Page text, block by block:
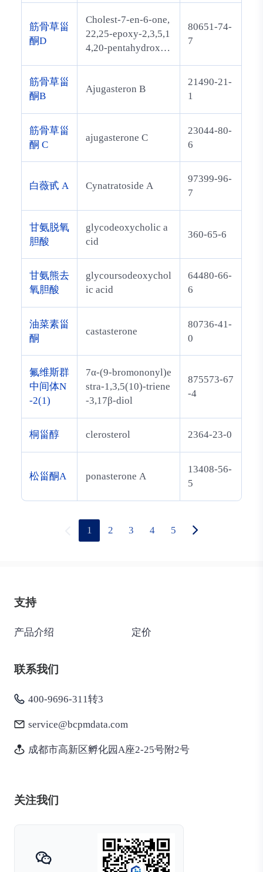
-phenylprop-2-enoa
te
筋骨草甾
酮D
Cholest-7-en-6-one,
22,25-epoxy-2,3,5,1
4,20-pentahydroxy-,
80651-74-
7
筋骨草甾
酮B
Ajugasteron B
21490-21-
1
筋骨草甾
酮 C
ajugasterone C
23044-80-
6
白薇甙 A Cynatratoside A
97399-96-
7
甘氨脱氧
胆酸
glycodeoxycholic a
cid
360-65-6
甘氨熊去
氧胆酸
glycoursodeoxychol
ic acid
64480-66-
6
油菜素甾
酮
castasterone
80736-41-
0
氟维斯群
中间体N
-2(1)
7α-(9-bromononyl)e
stra-1,3,5(10)-triene
-3,17β-diol
875573-67
-4
桐甾醇 clerosterol 2364-23-0
松甾酮A ponasterone A
13408-56-
5
1 2 3 4 5
支持
产品介绍 定价
联系我们
400-9696-311转3
service@bcpmdata.com
成都市高新区孵化园A座2-25号附2号
关注我们